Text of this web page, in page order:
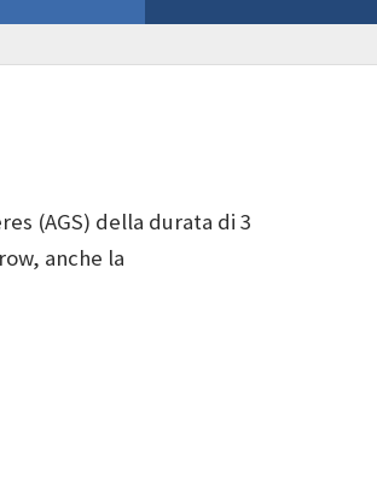
(AGS) della durata di 3
anche la